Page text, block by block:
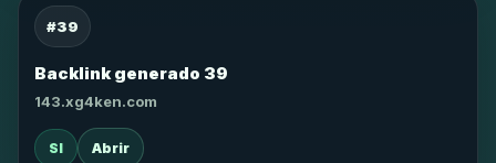
#39
Backlink generado 39
143.xg4ken.com
SI Abrir